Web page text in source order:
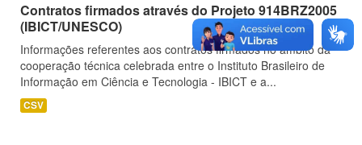
Contratos firmados através do Projeto 914BRZ2005
(IBICT/UNESCO)
Informações referentes aos contratos firmados no âmbito da
cooperação técnica celebrada entre o Instituto Brasileiro de
Informação em Ciência e Tecnologia - IBICT e a...
CSV